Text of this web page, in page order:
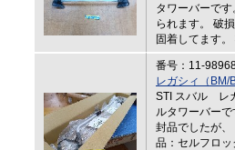
タワーバーで
られます。 破
固着してます
番号：11-
レガシィ（BM/
STI スバル レ
ルタワーバー
封品でしたが
品：セルフロ